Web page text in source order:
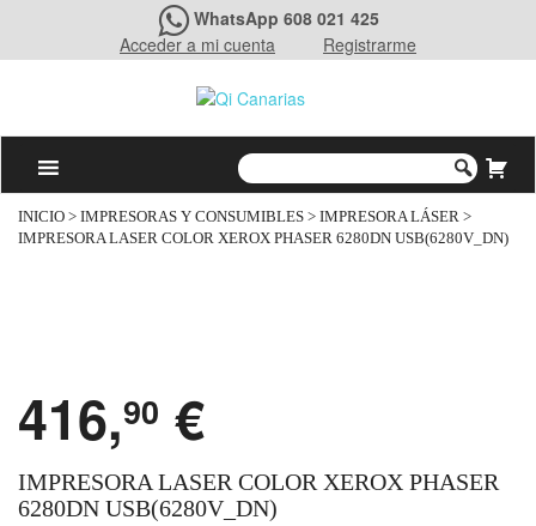
WhatsApp 608 021 425
Acceder a mi cuenta
Registrarme
INICIO > IMPRESORAS Y CONSUMIBLES > IMPRESORA LÁSER >
IMPRESORA LASER COLOR XEROX PHASER 6280DN USB(6280V_DN)
416,90 €
IMPRESORA LASER COLOR XEROX PHASER
6280DN USB(6280V_DN)